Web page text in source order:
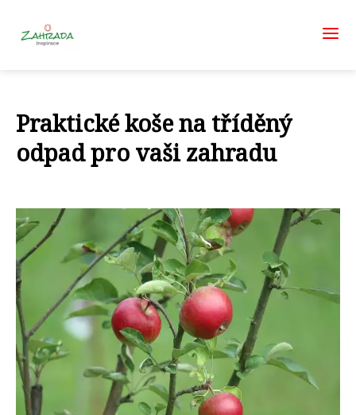
Praktické koše na tříděný
odpad pro vaši zahradu